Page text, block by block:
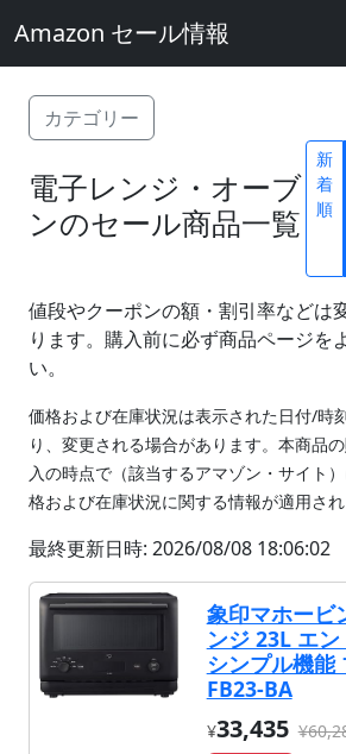
Amazon セール情報
カテゴリー
電子レンジ・オーブ
ンのセール商品一覧
新
着
順
値段やクーポンの額・割引率などは
ります。購入前に必ず商品ページを
い。
価格および在庫状況は表示された日付/時
り、変更される場合があります。本商品
入の時点で（該当するアマゾン・サイト
格および在庫状況に関する情報が適用され
最終更新日時: 2026/08/08 18:06:02
象印マホービ
ンジ 23L エ
シンプル機能
FB23-BA
¥33,435